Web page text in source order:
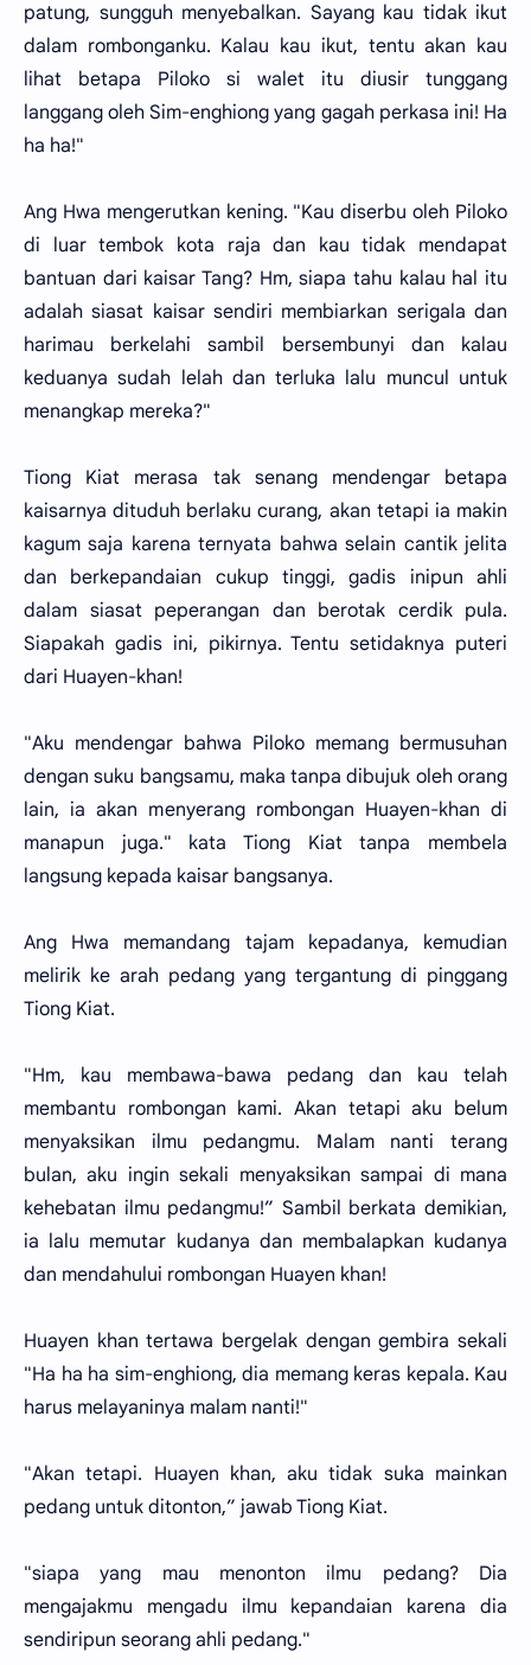
patung, sungguh menyebalkan. Sayang kau tidak ikut
dalam rombonganku. Kalau kau ikut, tentu akan kau
lihat betapa Piloko si walet itu diusir tunggang
langgang oleh Sim-enghiong yang gagah perkasa ini! Ha
ha ha!"
Ang Hwa mengerutkan kening. "Kau diserbu oleh Piloko
di luar tembok kota raja dan kau tidak mendapat
bantuan dari kaisar Tang? Hm, siapa tahu kalau hal itu
adalah siasat kaisar sendiri membiarkan serigala dan
harimau berkelahi sambil bersembunyi dan kalau
keduanya sudah lelah dan terluka lalu muncul untuk
menangkap mereka?"
Tiong Kiat merasa tak senang mendengar betapa
kaisarnya dituduh berlaku curang, akan tetapi ia makin
kagum saja karena ternyata bahwa selain cantik jelita
dan berkepandaian cukup tinggi, gadis inipun ahli
dalam siasat peperangan dan berotak cerdik pula.
Siapakah gadis ini, pikirnya. Tentu setidaknya puteri
dari Huayen-khan!
"Aku mendengar bahwa Piloko memang bermusuhan
dengan suku bangsamu, maka tanpa dibujuk oleh orang
lain, ia akan menyerang rombongan Huayen-khan di
manapun juga." kata Tiong Kiat tanpa membela
langsung kepada kaisar bangsanya.
Ang Hwa memandang tajam kepadanya, kemudian
melirik ke arah pedang yang tergantung di pinggang
Tiong Kiat.
"Hm, kau membawa-bawa pedang dan kau telah
membantu rombongan kami. Akan tetapi aku belum
menyaksikan ilmu pedangmu. Malam nanti terang
bulan, aku ingin sekali menyaksikan sampai di mana
kehebatan ilmu pedangmu!” Sambil berkata demikian,
ia lalu memutar kudanya dan membalapkan kudanya
dan mendahului rombongan Huayen khan!
Huayen khan tertawa bergelak dengan gembira sekali
"Ha ha ha sim-enghiong, dia memang keras kepala. Kau
harus melayaninya malam nanti!"
"Akan tetapi. Huayen khan, aku tidak suka mainkan
pedang untuk ditonton,” jawab Tiong Kiat.
"siapa yang mau menonton ilmu pedang? Dia
mengajakmu mengadu ilmu kepandaian karena dia
sendiripun seorang ahli pedang."